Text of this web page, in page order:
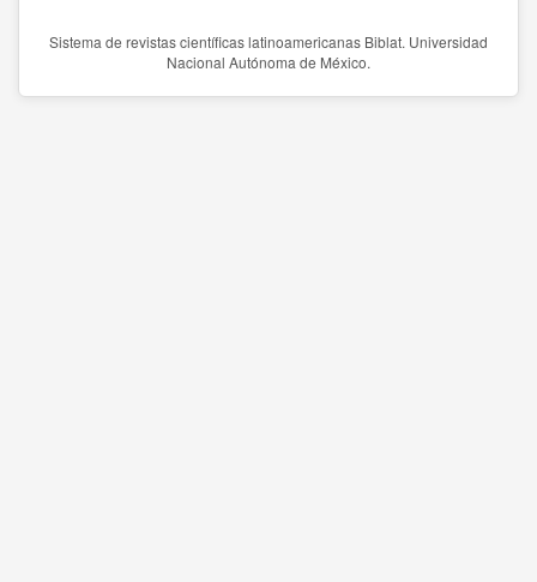
Sistema de revistas científicas latinoamericanas Biblat. Universidad
Nacional Autónoma de México.